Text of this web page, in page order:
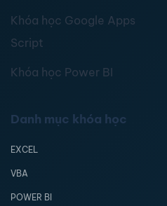
Khóa học Google Apps
Script
Khóa học Power BI
Danh mục khóa học
EXCEL
VBA
POWER BI